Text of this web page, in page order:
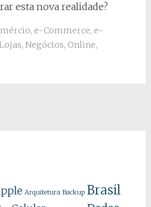
esta nova realidade?
, e-Commerce, e-
, Negócios, Online,
Arquitetura Backup Brasil